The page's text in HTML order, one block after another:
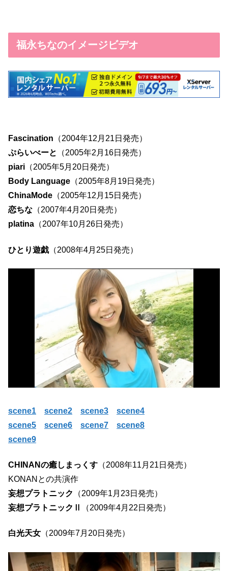
福永ちなのイメージビデオ
Fascination （2004年12月21日発売）
ぷらいべーと
（2005年2月16日発売）
piari （2005年5月20日発売）
Body Language （2005年8月19日発売）
ChinaMode （2005年12月15日発売）
恋ちな （2007年4月20日発売）
platina （2007年10月26日発売）
ひとり遊戯（2008年4月25日発売）
scene1 scene2 scene3
scene4
scene5
scene6 scene7
scene8
scene9
CHINANの癒しまっくす （2008年11月21日発売）
KONANとの共演作
妄想プラトニック
（2009年1月23日発売）
妄想プラトニックⅡ
（2009年4月22日発売）
白光天女 （2009年7月20日発売）